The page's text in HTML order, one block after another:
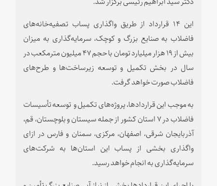
این ۱۴ قرارداد از طریق واگذاری پساب تصفیه‌خانه‌های
فاضلاب به صنایع بزرگ و کوچک، سرمایه‌گذاری به میزان
بیش از ۱۹ هزار میلیارد تومان با حجم ۴۷ میلیون مترمکعب در
سال در بخش تکمیل و توسعه زیرساخت‌ها و طرح‌های
فاضلاب صورت خواهد گرفت.
به موجب این قراردادها، پروژه‌های تکمیل و توسعه تأسیسات
فاضلاب در ۷ استان کشور از جمله سیستان و بلوچستان، قم،
آذربایجان شرقی، اصفهان، مرکزی، سمنان و فارس در ازای
واگذاری بخشی از پساب این استان‌ها به شرکت‌های
سرمایه‌گذاری به انجام خواهد رسید.